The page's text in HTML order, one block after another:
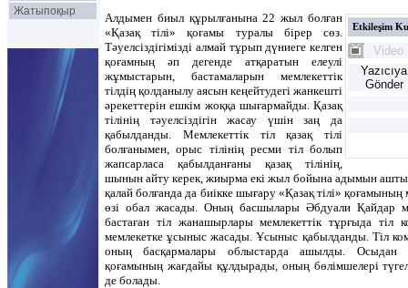
Жатыпоқыр
Etkileşim
Video
Yazıcıya
Gönder
Алдымен биыл құрылғанына 22 жыл болған
«Қазақ тілі» қоғамы туралы бірер сөз.
Тәуелсіздігімізді алмай тұрып дүниеге келген
қоғамның әп дегенде атқаратын елеулі
жұмыстарын, бастамаларын мемлекеттік
тілдің қолданылу аясын кеңейтудегі жанкешті
әрекеттерін ешкім жоққа шығармайды. Қазақ
тілінің тәуелсіздігін жасау үшін заң да
қабылданды. Мемлекеттік тіл қазақ тілі
болғанымен, орыс тілінің ресми тіл болып
жапсарласа қабылданғаны қазақ тілінің,
шынын айту керек, жиырма екі жыл бойына адымын
қалай болғанда да биікке шығару «Қазақ тілі» қоғамының
өзі обал жасады. Оның басшылары Әбдуали Қайдар
бастаған тіл жанашырлары мемлекеттік тұрғыда тіл
мемлекетке ұсыныс жасады. Ұсыныс қабылданды. Тіл
оның басқармалары облыстарда ашылды. Осыдан
қоғамының жағдайы құлдырады, оның бөлімшелері
де болады.